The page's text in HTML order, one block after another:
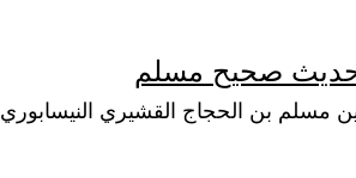
صحيح مسلم
مسلم بن الحجاج القشيري النيسابوري